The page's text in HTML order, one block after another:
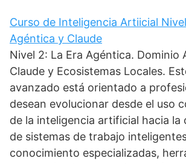
Curso de Inteligencia Artiicial
Agéntica y Claude
Nivel 2: La Era Agéntica. Dominio
Claude y Ecosistemas Locales.
avanzado está orientado a
desean evolucionar desde el uso
de la inteligencia artificial hacia la
de sistemas de trabajo
conocimiento especializadas,